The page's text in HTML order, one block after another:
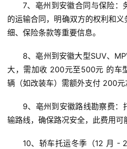
7、亳州到安徽合同与保险：
的运输合同，明确双方的权利和
细、保险条款等重要信息。
8、亳州到安徽大型SUV、
大，需加收 200元至500元 的车
辆（如改装车）需额外支付 200元
9、亳州到安徽路线勘察费：
输路线，确保路况安全，此费用可
10、轿车托运冬季（12 月 -